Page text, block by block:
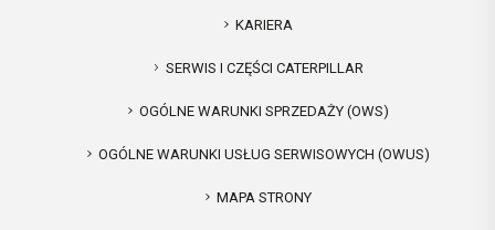
KARIERA
SERWIS I CZĘŚCI CATERPILLAR
OGÓLNE WARUNKI SPRZEDAŻY (OWS)
OGÓLNE WARUNKI USŁUG SERWISOWYCH (OWUS)
MAPA STRONY